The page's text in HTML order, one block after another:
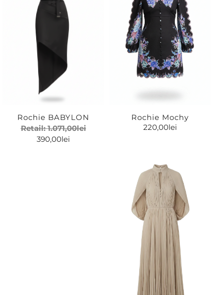
Rochie BABYLON
Retail:1.071,00lei
390,00lei
Rochie Mochy
220,00lei